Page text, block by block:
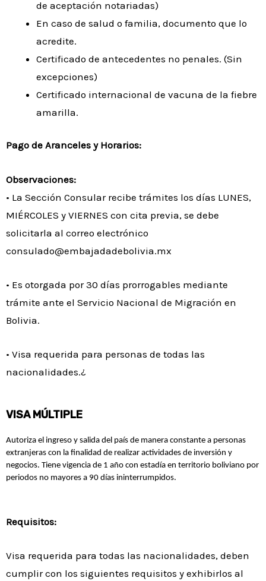
de aceptación notariadas)
En caso de salud o familia, documento que lo
acredite.
Certificado de antecedentes no penales. (Sin
excepciones)
Certificado internacional de vacuna de la fiebre
amarilla.
Pago de Aranceles y Horarios:
Observaciones:
• La Sección Consular recibe trámites los días LUNES,
MIÉRCOLES y VIERNES con cita previa, se debe
solicitarla al correo electrónico
consulado@embajadadebolivia.mx
• Es otorgada por 30 días prorrogables mediante
trámite ante el Servicio Nacional de Migración en
Bolivia.
• Visa requerida para personas de todas las
nacionalidades.¿
VISA MÚLTIPLE
Autoriza el ingreso y salida del país de manera constante a personas
extranjeras con la finalidad de realizar actividades de inversión y
negocios. Tiene vigencia de 1 año con estadía en territorio boliviano por
periodos no mayores a 90 días ininterrumpidos.
Requisitos:
Visa requerida para todas las nacionalidades, deben
cumplir con los siguientes requisitos y exhibirlos al